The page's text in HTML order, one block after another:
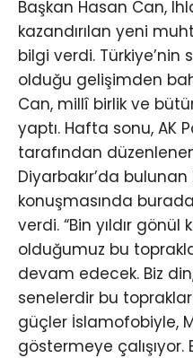
Başkan Hasan Can,
kazandırılan yeni
bilgi verdi. Türkiye’nin
olduğu gelişimden
Can, millî birlik ve
yaptı. Hafta sonu, AK
tarafından
Diyarbakır’da
konuşmasında
verdi. “Bin yıldır gönül
olduğumuz bu
devam edecek. Biz
senelerdir bu
güçler İslamofobiyle,
göstermeye çalışıyor.